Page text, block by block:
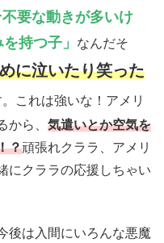
不要な動きが多いけ
持つ子」
なんだそ
に泣いたり笑った
これは強いな！アメリ
から、 気遣いとか空気を
？頑張れクララ、アメリ
にクララの応援しちゃい
後は入間にいろんな悪魔